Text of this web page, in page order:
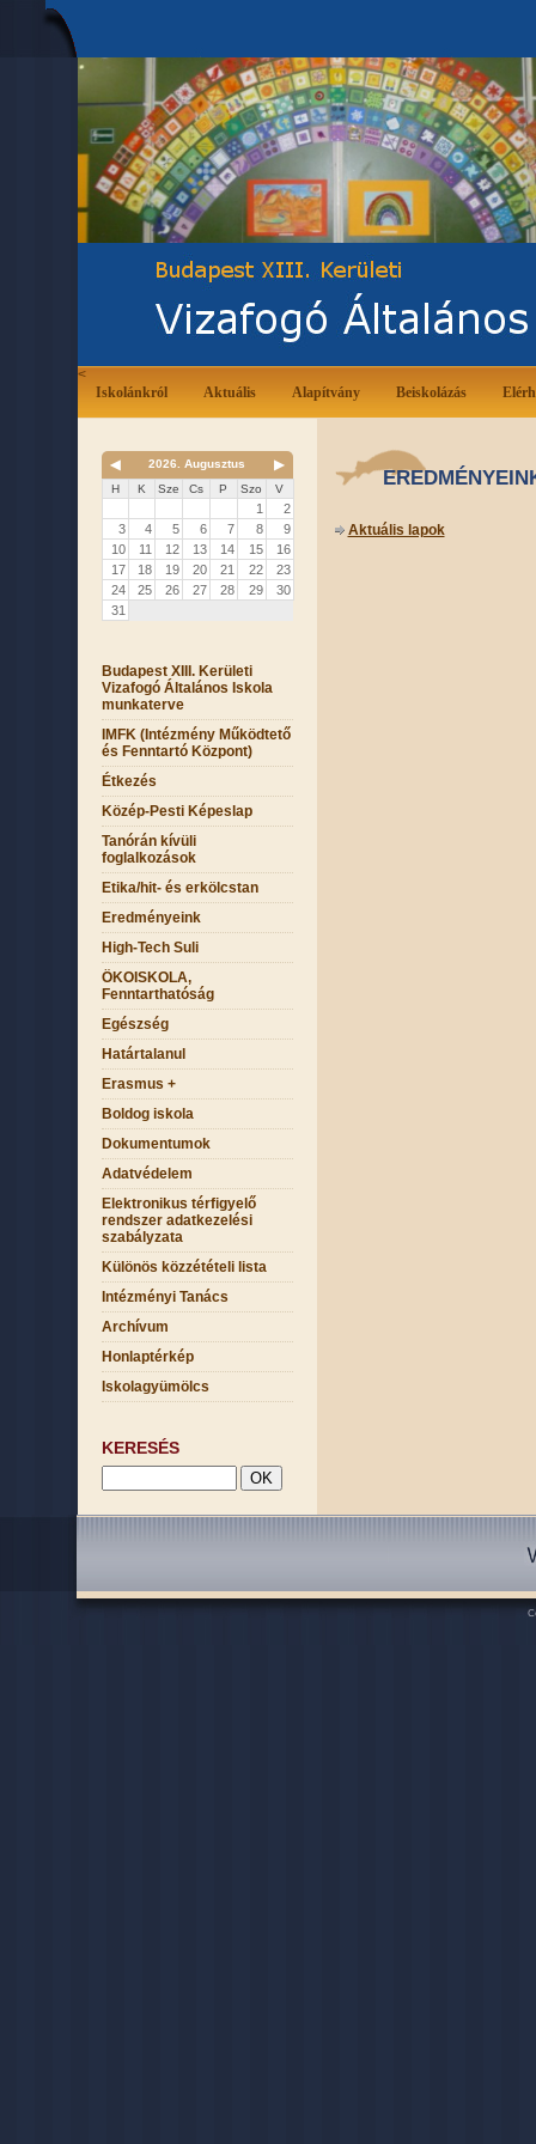
<
Iskolánkról
Aktuális Alapítvány Beiskolázás
◀ 2026. Augusztus ▶
H K Sze Cs P Szo V
1
2
3
4 5 6 7 8
9
10
11 12 13 14 15
16
17
18 19 20 21 22
23
24
25 26 27 28 29
30
31
Budapest XIII. Kerületi
Vizafogó Általános Iskola
munkaterve
IMFK (Intézmény Működtető
és Fenntartó Központ)
Étkezés
Közép-Pesti Képeslap
Tanórán kívüli
foglalkozások
Etika/hit- és erkölcstan
Eredményeink
High-Tech Suli
ÖKOISKOLA,
Fenntarthatóság
Egészség
Határtalanul
Erasmus +
Boldog iskola
Dokumentumok
Adatvédelem
Elektronikus térfigyelő
rendszer adatkezelési
szabályzata
Különös közzétételi lista
Intézményi Tanács
Archívum
Honlaptérkép
Iskolagyümölcs
KERESÉS
Aktuális lapok